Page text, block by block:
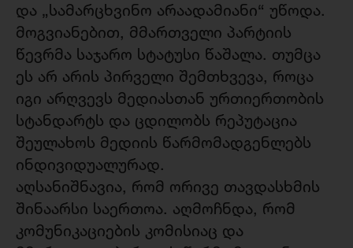
და „სამარცხვინო არაადამიანი“ უწოდა.
მოგვიანებით, მმართველი პარტიის
წევრმა საჯარო სტატუსი წაშალა. თუმცა
ეს არ არის პირველი შემთხვევა, როცა
იგი არღვევს მედიასთან ურთიერთობის
სტანდარტს და ცდილობს რეპუტაცია
შეულახოს მედიის წარმომადგენლებს
ინდივიდუალურად.
აღსანიშნავია, რომ ორივე თავდასხმის
შინაარსი საერთოა. აღმოჩნდა, რომ
კომუნიკაციების კომისიაც და